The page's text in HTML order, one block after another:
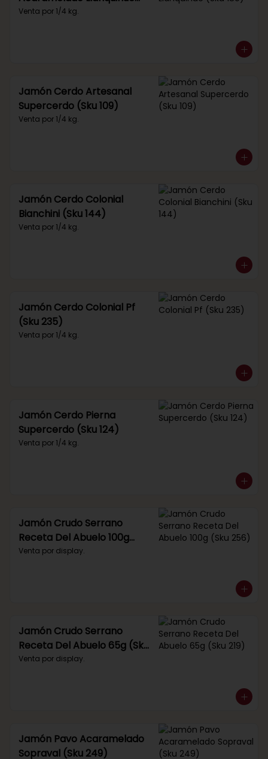
(Sku 180)
Venta por 1/4 kg.
Jamón Cerdo Artesanal
Supercerdo (Sku 109)
Venta por 1/4 kg.
Jamón Cerdo Colonial
Bianchini (Sku 144)
Venta por 1/4 kg.
Jamón Cerdo Colonial Pf
(Sku 235)
Venta por 1/4 kg.
Jamón Cerdo Pierna
Supercerdo (Sku 124)
Venta por 1/4 kg.
Jamón Crudo Serrano
Receta Del Abuelo 100g
(Sku 256)
Venta por display.
Jamón Crudo Serrano
Receta Del Abuelo 65g (Sku
219)
Venta por display.
Jamón Pavo Acaramelado
Sopraval (Sku 249)